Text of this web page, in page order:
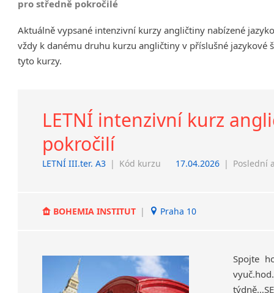
Děčín
Hodonín
Prostějov
Sedlčany
Tišnov
Vysoká nad Labem
pro středně pokročilé
Aktuálně vypsané intenzivní kurzy angličtiny nabízené
vždy k danému druhu kurzu angličtiny v příslušné
tyto kurzy.
LETNÍ intenzivní kurz
pokročilí
LETNÍ III.ter. A3 | Kód kurzu 17.04.2026 | Poslední
BOHEMIA INSTITUT | Praha 10
Spojte